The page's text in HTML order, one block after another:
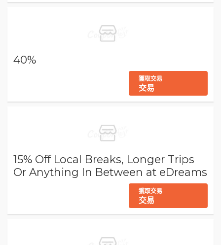
40%
獲取交易
交易
15% Off Local Breaks, Longer Trips
Or Anything In Between at eDreams
獲取交易
交易